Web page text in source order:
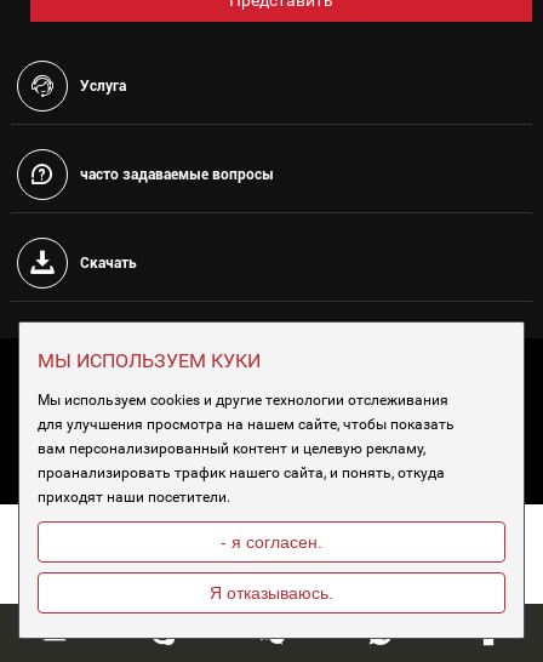
Услуга
часто задаваемые вопросы
Скачать
Авторское право ©Chengdu Duolin Electric Co.,Ltd. все права
защищены |Карта сайта | Питается от
МЫ ИСПОЛЬЗУЕМ КУКИ
Мы используем cookies и другие технологии отслеживания
для улучшения просмотра на нашем сайте, чтобы показать
вам персонализированный контент и целевую рекламу,
проанализировать трафик нашего сайта, и понять, откуда
приходят наши посетители.
- я согласен.
Я отказываюсь.